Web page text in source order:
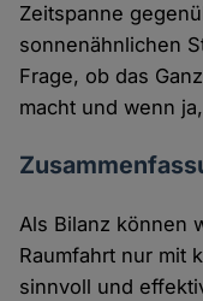
Zeitspanne
sonnenähnlichen
Frage, ob das
macht und wenn
Als Bilanz können
Raumfahrt nur mit
sinnvoll und